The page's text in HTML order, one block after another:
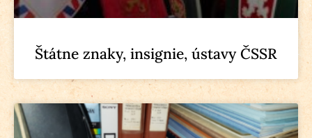
Štátne znaky, insignie, ústavy ČSSR